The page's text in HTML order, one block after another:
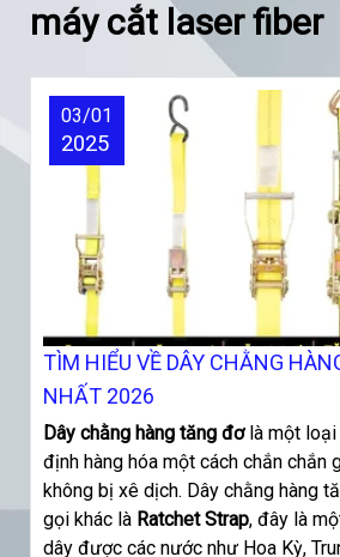
máy cắt laser fiber
TÌM HIỂU VỀ DÂY CHẰNG
NHẤT 2026
03/01
2025
Dây chằng hàng tăng đơlà một loại
định hàng hóa một cách chắn chắn
không bị xê dịch. Dây chằng hàng
gọi khác là Ratchet Strap, đây là
dây được các nước như Hoa Kỳ,